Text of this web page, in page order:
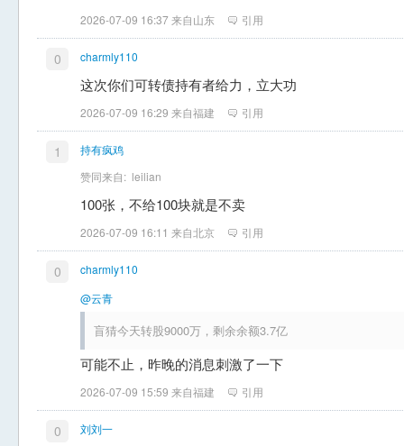
2026-07-09 16:37 来自山东 引用
0 charmly110
这次你们可转债持有者给力，立大功
2026-07-09 16:29 来自福建 引用
1
持有疯鸡
赞同来自: leilian
100张，不给100块就是不卖
2026-07-09 16:11 来自北京 引用
0
charmly110
@云青
盲猜今天转股9000万，剩余余额3.7亿
可能不止，昨晚的消息刺激了一下
2026-07-09 15:59 来自福建 引用
0 刘刘一